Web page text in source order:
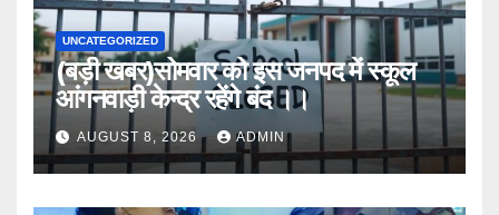
UNCATEGORIZED
(बड़ी खबर)सोमवार को इस जनपद में स्कूल
आंगनवाड़ी केन्द्र रहेंगे बंद ।।
AUGUST 8, 2026 ADMIN